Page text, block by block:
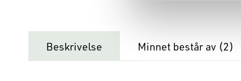
Beskrivelse Minnet består av (2)